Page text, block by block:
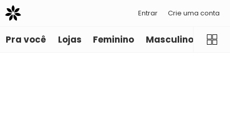
Entrar Crie uma conta
Pra você Lojas Feminino Masculino